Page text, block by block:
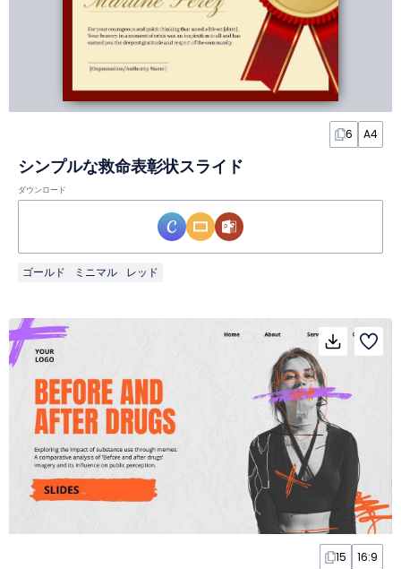
6 A4
シンプルな救命表彰状スライド
ダウンロード
ゴールド ミニマル レッド
15 16:9